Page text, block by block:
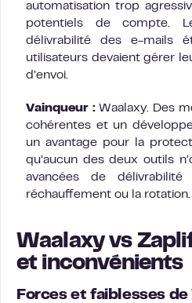
automatisation trop
potentiels de compte.
délivrabilité des e-mails
utilisateurs devaient gérer
d’envoi.
Vainqueur :Waalaxy. Des
cohérentes et un
un avantage pour la
qu’aucun des deux outils
avancées de
réchauffement ou la rotation.
Waalaxy vs
et inconvénients
Forces et faiblesses de